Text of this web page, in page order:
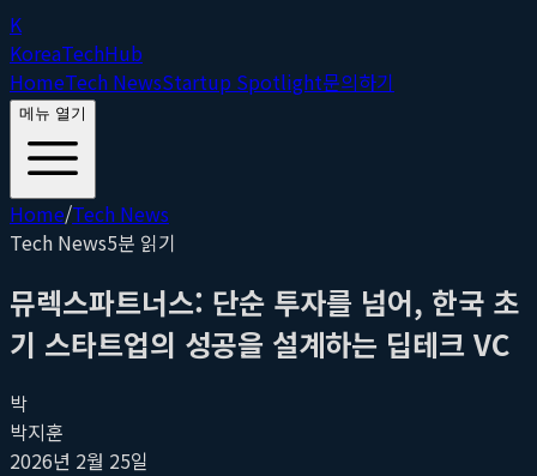
K
KoreaTechHub
HomeTech NewsStartup Spotlight문의하기
메뉴 열기
Home/Tech News
Tech News5분 읽기
뮤렉스파트너스: 단순 투자를 넘어, 한국 초
기 스타트업의 성공을 설계하는 딥테크 VC
박
박지훈
2026년 2월 25일